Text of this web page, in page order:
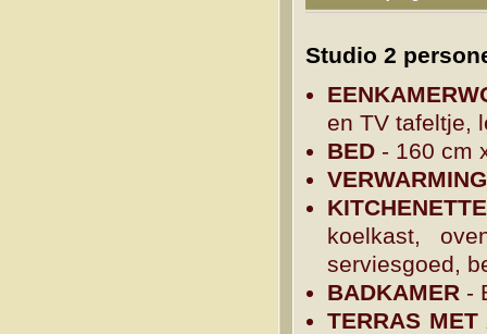
Studio 2
en TV tafeltje,
BED- 160 cm
VERWARMING
KITCHENETTE
koelkast,
serviesgoed,
BADKAMER -
TERRAS MET